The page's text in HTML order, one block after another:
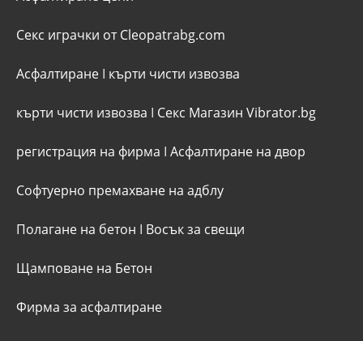
Секс играчки от Cleopatrabg.com
Асфалтиране I кърти чисти извозва
кърти чисти извозва I Секс Магазин Vibrator.bg
регистрация на фирма I Асфалтиране на двор
Софтуерно премахване на адблу
Полагане на бетон I Восък за свещи
Щамповане на Бетон
Фирма за асфалтиране